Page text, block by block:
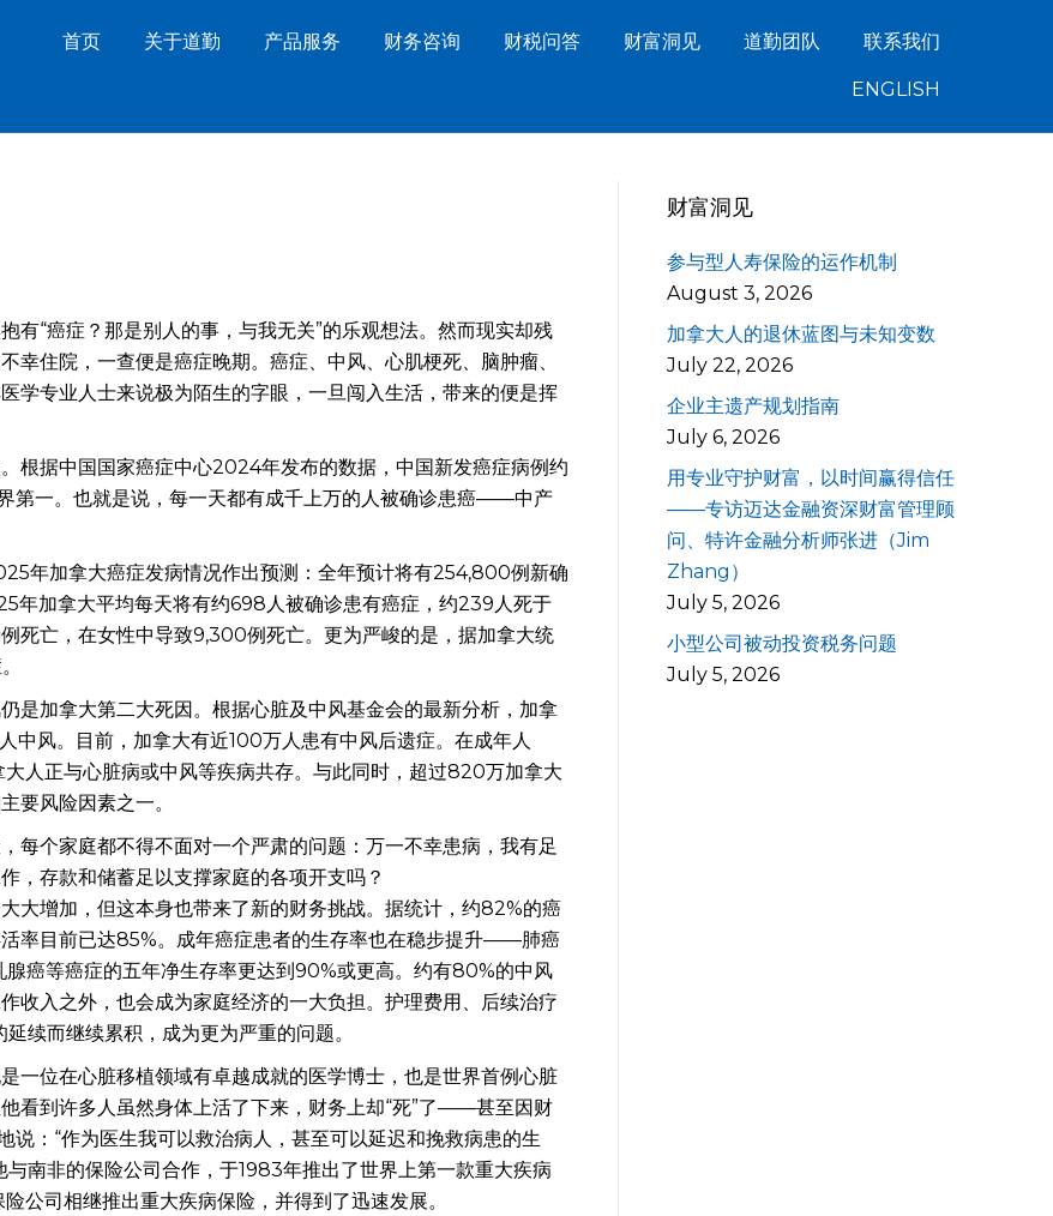
首页 关于道勤 产品服务 财务咨询 财税问答 财富洞见 道勤团队 联系我们
ENGLISH
有“癌症？那是别人的事，与我无关”的乐观想法。然而现实却残
住院，一查便是癌症晚期。癌症、中风、心肌梗死、脑肿瘤、
学专业人士来说极为陌生的字眼，一旦闯入生活，带来的便是挥
根据中国国家癌症中心2024年发布的数据，中国新发癌症病例约
第一。也就是说，每一天都有成千上万的人被确诊患癌——中产
年加拿大癌症发病情况作出预测：全年预计将有254,800例新确
年加拿大平均每天将有约698人被确诊患有癌症，约239人死于
死亡，在女性中导致9,300例死亡。更为严峻的是，据加拿大统
是加拿大第二大死因。根据心脏及中风基金会的最新分析，加拿
风。目前，加拿大有近100万人患有中风后遗症。在成年人
人正与心脏病或中风等疾病共存。与此同时，超过820万加拿大
要风险因素之一。
个家庭都不得不面对一个严肃的问题：万一不幸患病，我有足
，存款和储蓄足以支撑家庭的各项开支吗？
大增加，但这本身也带来了新的财务挑战。据统计，约82%的癌
率目前已达85%。成年癌症患者的生存率也在稳步提升——肺癌
癌等癌症的五年净生存率更达到90%或更高。约有80%的中风
收入之外，也会成为家庭经济的一大负担。护理费用、后续治疗
续而继续累积，成为更为严重的问题。
一位在心脏移植领域有卓越成就的医学博士，也是世界首例心脏
看到许多人虽然身体上活了下来，财务上却“死”了——甚至因财
说：“作为医生我可以救治病人，甚至可以延迟和挽救病患的生
南非的保险公司合作，于1983年推出了世界上第一款重大疾病
公司相继推出重大疾病保险，并得到了迅速发展。
财富洞见
参与型人寿保险的运作机制
August 3, 2026
加拿大人的退休蓝图与未知变数
July 22, 2026
企业主遗产规划指南
July 6, 2026
用专业守护财富，以时间赢得信任
——专访迈达金融资深财富管理顾
问、特许金融分析师张进（Jim
Zhang）
July 5, 2026
小型公司被动投资税务问题
July 5, 2026